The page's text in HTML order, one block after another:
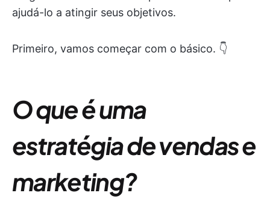
ajudá-lo a atingir seus objetivos.
Primeiro, vamos começar com o básico. 👇
O que é uma
estratégia de vendas e
marketing?